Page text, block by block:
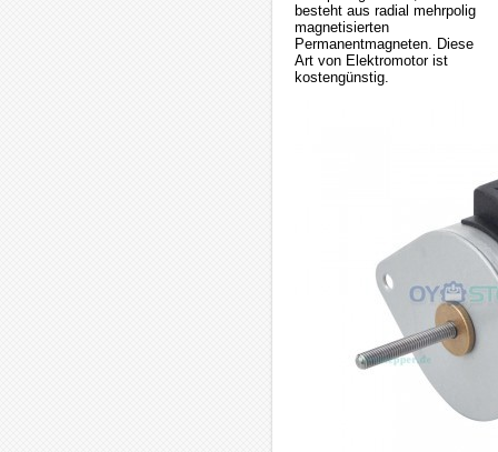
besteht aus radial mehrpolig
magnetisierten
Permanentmagneten. Diese
Art von Elektromotor ist
kostengünstig.